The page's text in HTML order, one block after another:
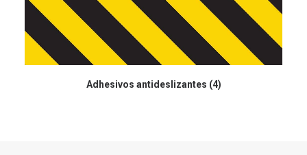
Adhesivos antideslizantes (4)